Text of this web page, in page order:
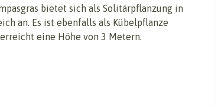
bietet sich als Solitärpflanzung in
an. Es ist ebenfalls als Kübelpflanze
eine Höhe von 3 Metern.